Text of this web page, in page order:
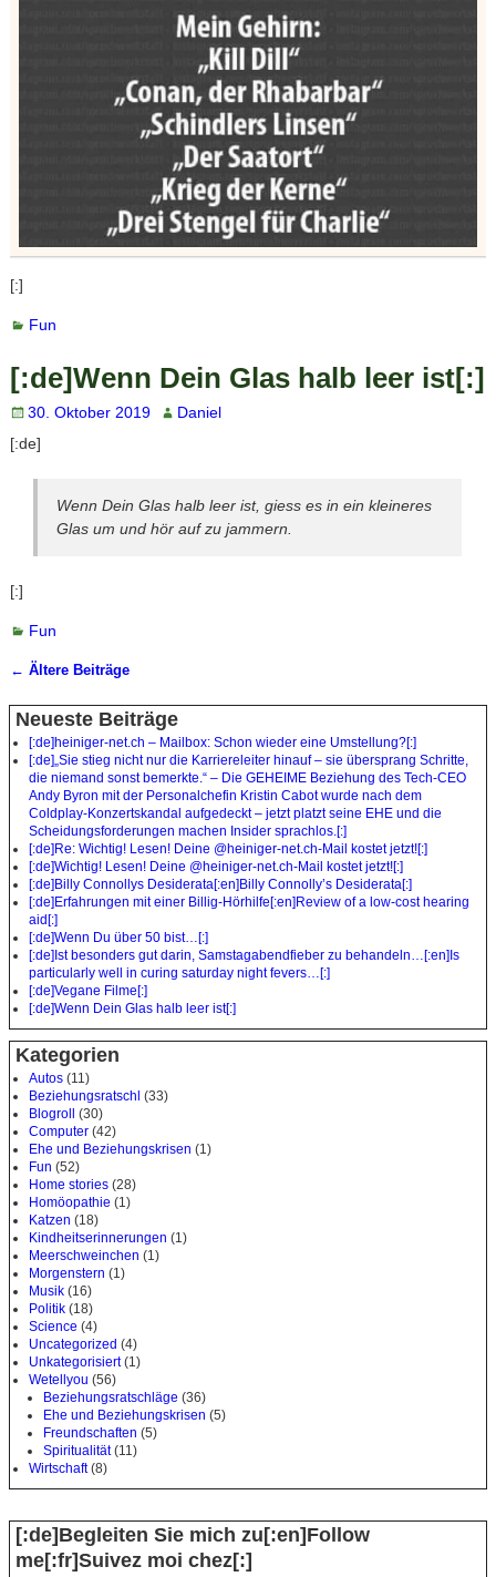
[:]
Fun
[:de]Wenn Dein Glas halb leer ist[:]
30. Oktober 2019
Daniel
[:de]
Wenn Dein Glas halb leer ist, giess es in ein kleineres
Glas um und hör auf zu jammern.
[:]
Fun
← Ältere Beiträge
Neueste Beiträge
[:de]heiniger-net.ch – Mailbox: Schon wieder eine Umstellung?[:]
[:de]„Sie stieg nicht nur die Karriereleiter hinauf – sie übersprang Schritte,
die niemand sonst bemerkte.“ – Die GEHEIME Beziehung des Tech-CEO
Andy Byron mit der Personalchefin Kristin Cabot wurde nach dem
Coldplay-Konzertskandal aufgedeckt – jetzt platzt seine EHE und die
Scheidungsforderungen machen Insider sprachlos.[:]
[:de]Re: Wichtig! Lesen! Deine @heiniger-net.ch-Mail kostet jetzt![:]
[:de]Wichtig! Lesen! Deine @heiniger-net.ch-Mail kostet jetzt![:]
[:de]Billy Connollys Desiderata[:en]Billy Connolly’s Desiderata[:]
[:de]Erfahrungen mit einer Billig-Hörhilfe[:en]Review of a low-cost hearing
aid[:]
[:de]Wenn Du über 50 bist…[:]
[:de]Ist besonders gut darin, Samstagabendfieber zu behandeln…[:en]Is
particularly well in curing saturday night fevers…[:]
[:de]Vegane Filme[:]
[:de]Wenn Dein Glas halb leer ist[:]
Kategorien
Autos (11)
Beziehungsratschl (33)
Blogroll
(30)
Computer (42)
Ehe und Beziehungskrisen (1)
Fun (52)
Home stories (28)
Homöopathie (1)
Katzen (18)
Kindheitserinnerungen (1)
Meerschweinchen (1)
Morgenstern (1)
Musik (16)
Politik (18)
Science (4)
Uncategorized (4)
Unkategorisiert(1)
Wetellyou (56)
Beziehungsratschläge (36)
Ehe und Beziehungskrisen (5)
Freundschaften (5)
Spiritualität(11)
Wirtschaft(8)
[:de]Begleiten Sie mich zu[:en]Follow
me[:fr]Suivez moi chez[:]